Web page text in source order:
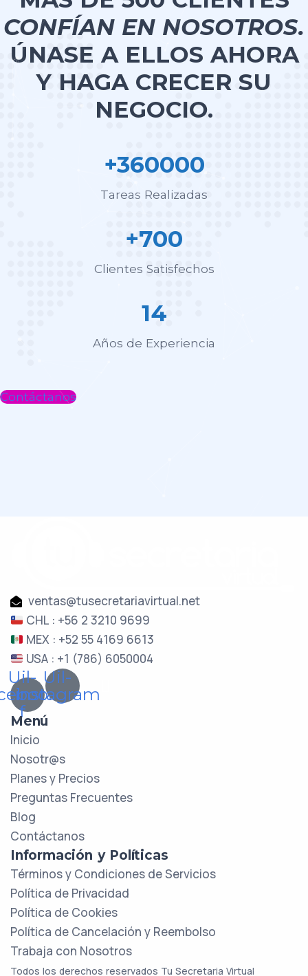
CONFÍAN EN NOSOTROS.
ÚNASE A ELLOS AHORA
Y HAGA CRECER SU
NEGOCIO.
+360000
Tareas Realizadas
+700
Clientes Satisfechos
14
Años de Experiencia
Contáctanos
ventas@tusecretariavirtual.net
CHL : +56 2 3210 9699
MEX : +52 55 4169 6613
USA : +1 (786) 6050004
Uil-
f
Uil-
instagram
Menú
Inicio
Nosotr@s
Planes y Precios
Preguntas Frecuentes
Blog
Contáctanos
Información y Políticas
Términos y Condiciones de Servicios
Política de Privacidad
Política de Cookies
Política de Cancelación y Reembolso
Trabaja con Nosotros
Todos los derechos reservados Tu Secretaria Virtual